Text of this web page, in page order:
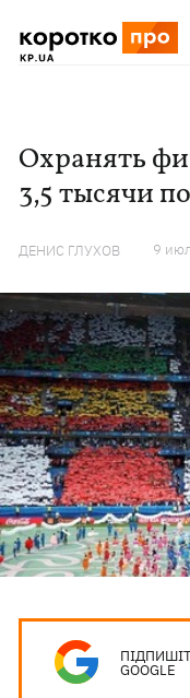
Охранять
3,5 тысячи
ДЕНИС ГЛУХОВ 9
GOOGLE